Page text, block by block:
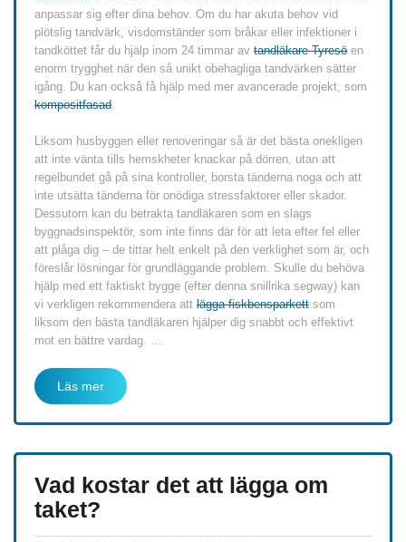
anpassar sig efter dina behov. Om du har akuta behov vid
plötslig tandvärk, visdomständer som bråkar eller infektioner i
tandköttet får du hjälp inom 24 timmar av tandläkare Tyresö en
enorm trygghet när den så unikt obehagliga tandvärken sätter
igång. Du kan också få hjälp med mer avancerade projekt, som
kompositfasad.
Liksom husbyggen eller renoveringar så är det bästa onekligen
att inte vänta tills hemskheter knackar på dörren, utan att
regelbundet gå på sina kontroller, borsta tänderna noga och att
inte utsätta tänderna för onödiga stressfaktorer eller skador.
Dessutom kan du betrakta tandläkaren som en slags
byggnadsinspektör, som inte finns där för att leta efter fel eller
att plåga dig – de tittar helt enkelt på den verklighet som är, och
föreslår lösningar för grundläggande problem. Skulle du behöva
hjälp med ett faktiskt bygge (efter denna snillrika segway) kan
vi verkligen rekommendera att lägga fiskbensparkett som
liksom den bästa tandläkaren hjälper dig snabbt och effektivt
mot en bättre vardag. …
Läs mer
Vad kostar det att lägga om
taket?